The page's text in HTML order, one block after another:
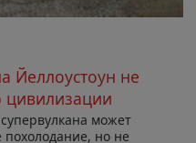
Йеллоустоун не
цивилизации
может
похолодание, но не